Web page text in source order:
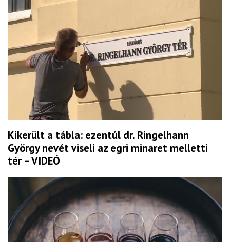
Kikerült a tábla: ezentúl dr. Ringelhann
György nevét viseli az egri minaret melletti
tér – VIDEÓ